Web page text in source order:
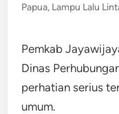
Papua, Lampu Lalu
Pemkab
Dinas
perhatian serius
umum.